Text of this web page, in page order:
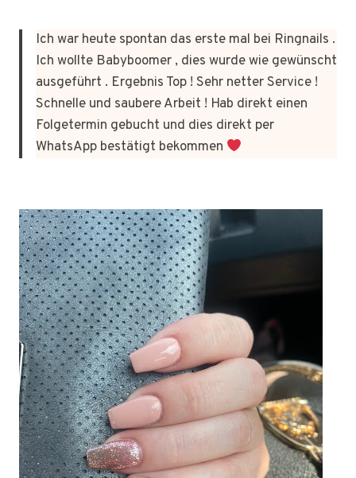
Ich war heute spontan das erste mal bei Ringnails .
Ich wollte Babyboomer , dies wurde wie gewünscht
ausgeführt . Ergebnis Top ! Sehr netter Service !
Schnelle und saubere Arbeit ! Hab direkt einen
Folgetermin gebucht und dies direkt per
WhatsApp bestätigt bekommen